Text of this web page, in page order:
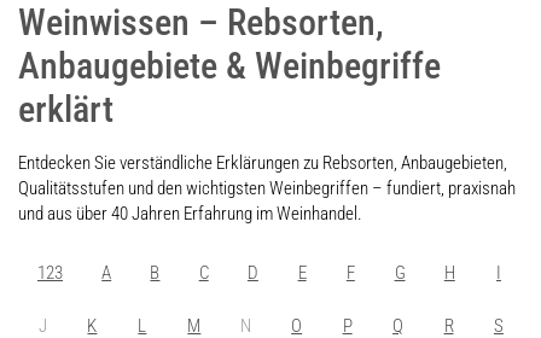
Weinwissen – Rebsorten,
Anbaugebiete & Weinbegriffe
erklärt
Entdecken Sie verständliche Erklärungen zu Rebsorten, Anbaugebieten,
Qualitätsstufen und den wichtigsten Weinbegriffen – fundiert, praxisnah
und aus über 40 Jahren Erfahrung im Weinhandel.
123 A B C D E F G H I
J K L M N O P Q R S